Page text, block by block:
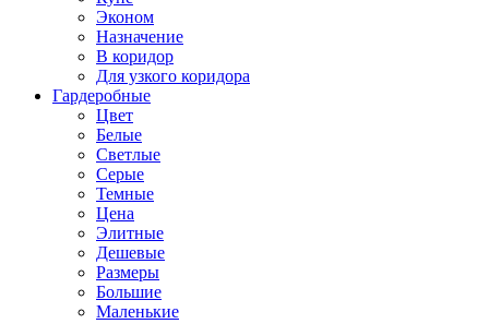
Эконом
Назначение
В коридор
Для узкого коридора
Гардеробные
Цвет
Белые
Светлые
Серые
Темные
Цена
Элитные
Дешевые
Размеры
Большие
Маленькие